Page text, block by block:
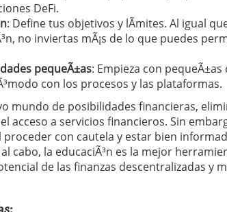
DeFi.
: Define tus objetivos y lÃ­mites. Al igual
no inviertas mÃ¡s de lo que puedes
pequeÃ±as: Empieza con
con los procesos y las plataformas.
mundo de posibilidades financieras,
acceso a servicios financieros. Sin
proceder con cautela y estar bien
cabo, la educaciÃ³n es la mejor
de las finanzas descentralizadas y